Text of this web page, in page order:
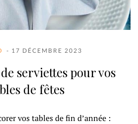
- 17 DÉCEMBRE 2023
serviettes pour vos
de fêtes
vos tables de fin d’année :